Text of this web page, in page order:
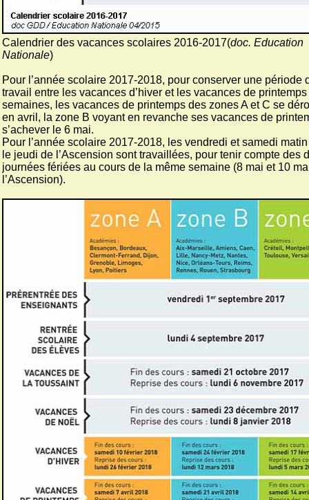
Calendrier des vacances scolaires 2016-2017(doc. Education
Nationale)
Pour l’année scolaire 2017-2018, pour conserver une période
travail entre les vacances d’hiver et les vacances de
semaines, les vacances de printemps des zones A et C se
en avril, la zone B voyant en revanche ses vacances de
s’achever le 6 mai.
Pour l’année scolaire 2017-2018, les vendredi et samedi
le jeudi de l’Ascension sont travaillées, pour tenir compte des
journées fériées au cours de la même semaine (8 mai et 10
l’Ascension).